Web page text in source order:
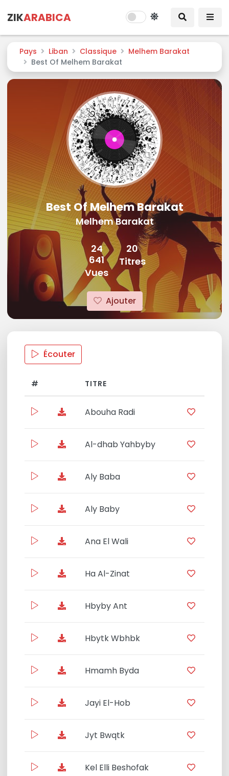
ZIKARABICA
Pays Liban Classique
Melhem Barakat
Best Of Melhem Barakat
Best Of Melhem Barakat
Melhem Barakat
24
641
Vues
20
Titres
Ajouter
Écouter
# TITRE
Abouha Radi
Al-dhab Yahbyby
Aly Baba
Aly Baby
Ana El Wali
Ha Al-Zinat
Hbyby Ant
Hbytk Wbhbk
Hmamh Byda
Jayi El-Hob
Jyt Bwqtk
Kel Elli Beshofak